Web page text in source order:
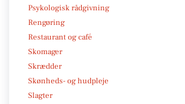
Psykologisk rådgivning
Rengøring
Restaurant og café
Skomager
Skrædder
Skønheds- og hudpleje
Slagter